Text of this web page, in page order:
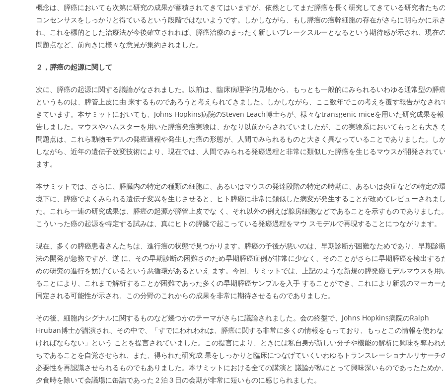
概念は、膵癌においても次第に研究の成果が蓄積されてきてはいますが、依然としてまだ膵癌を長く研究してきている研究者たち
コンセンサスをしっかりと得ているという段階ではないようです。しかしながら、もし膵癌の癌幹細胞の存在がさらに明らかに示さ
れ、これを標的とした治療法が今後確立されれば、膵癌治療のまったく新しいブレークスルーとなるという期待感が示され、現在
問題点など、前向きに様々な意見が集約されました。
２，膵癌の起源に関して
次に、膵癌の起源に関する議論がなされました。以前は、臨床病理学的見地から、もっとも一般的にみられるいわゆる通常型の膵癌
というものは、膵管上皮に由 来するものであろうと考えられてきました。しかしながら、ここ数年でこの考えを覆す報告がなされ
きています。本サミットにおいても、Johns Hopkins病院のSteven Leach博士らが、様々なtransgenic miceを用いた研究成果を報
告しました。マウスやハムスターを用いた膵癌発癌実験は、かなり以前からされていましたが、この実験系においてもっとも大き
問題点は、これら動物モデルの発癌過程や発生した癌の形態が、人間でみられるものと大きく異なっていることでありました。し
しながら、近年の遺伝子改変技術により、現在では、人間でみられる発癌過程と非常に類似した膵癌を生じるマウスが開発されて
ます。
本サミットでは、さらに、膵臓内の特定の種類の細胞に、あるいはマウスの発達段階の特定の時期に、あるいは炎症などの特定の環
境下に、膵癌でよくみられる遺伝子変異を生じさせると、ヒト膵癌に非常に類似した病変が発生することが改めてレビューされまし
た。これら一連の研究成果は、膵癌の起源が膵管上皮でな く、それ以外の例えば腺房細胞などであることを示すものでありました。
こういった癌の起源を特定する試みは、真にヒトの膵臓で起こっている発癌過程をマウ スモデルで再現することにつながります。
現在、多くの膵癌患者さんたちは、進行癌の状態で見つかります。膵癌の予後が悪いのは、早期診断が困難なためであり、早期診
法の開発が急務ですが、逆 に、その早期診断の困難さのため早期膵癌症例が非常に少なく、そのことがさらに早期膵癌を検出する
めの研究の進行を妨げているという悪循環があるといえ ます。今回、サミットでは、上記のような新規の膵発癌モデルマウスを用
ることにより、これまで解析することが困難であった多くの早期膵癌サンプルを入手 することができ、これにより新規のマーカー
同定される可能性が示され、この分野のこれからの成果を非常に期待させるものでありました。
その後、細胞内シグナルに関するものなど幾つかのテーマがさらに議論されました。会の終盤で、Johns Hopkins病院のRalph
Hruban博士が講演され、その中で、「すでにわれわれは、膵癌に関する非常に多くの情報をもっており、もっとこの情報を使わな
ければならない」という ことを提言されていました。この提言により、ときには私自身が新しい分子や機能の解析に興味を奪われ
ちであることを自覚させられ、また、得られた研究成 果をしっかりと臨床につなげていくいわゆるトランスレーショナルリサーチ
必要性を再認識させられるものでもありました。本サミットにおける全ての講演と 議論が私にとって興味深いものであったためか、
夕食時を除いて会議場に缶詰であった２泊３日の会期が非常に短いものに感じられました。